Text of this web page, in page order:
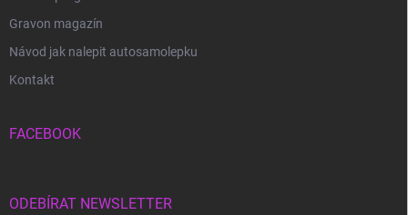
Gravon magazín
Návod jak nalepit autosamolepku
Kontakt
FACEBOOK
ODEBÍRAT NEWSLETTER